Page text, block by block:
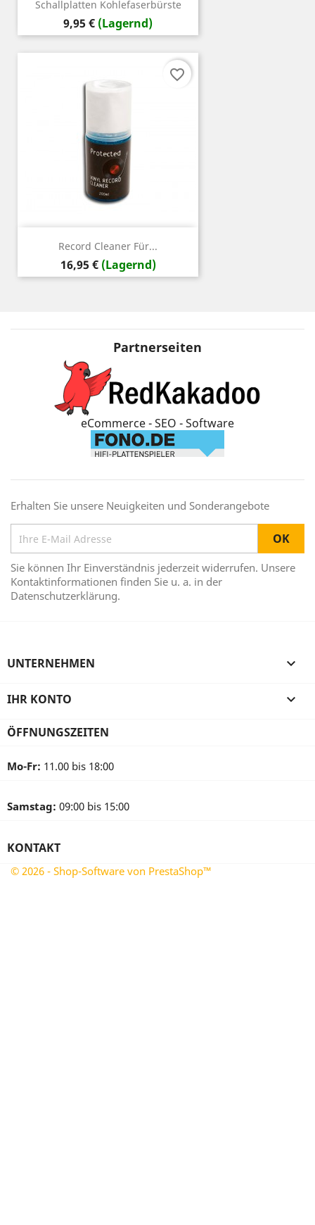
Schallplatten Kohlefaserbürste
Preis
9,95 € (Lagernd)
Record Cleaner Für...
Preis
16,95 € (Lagernd)
favorite_border
Partnerseiten
eCommerce - SEO - Software
Erhalten Sie unsere Neuigkeiten und Sonderangebote
Sie können Ihr Einverständnis jederzeit widerrufen. Unsere
Kontaktinformationen finden Sie u. a. in der
Datenschutzerklärung.
UNTERNEHMEN 
IHR KONTO 
ÖFFNUNGSZEITEN
Mo-Fr: 11.00 bis 18:00
Samstag: 09:00 bis 15:00
KONTAKT
© 2026 - Shop-Software von PrestaShop™